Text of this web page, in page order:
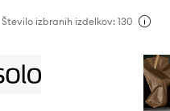
Število izbranih izdelkov: 130